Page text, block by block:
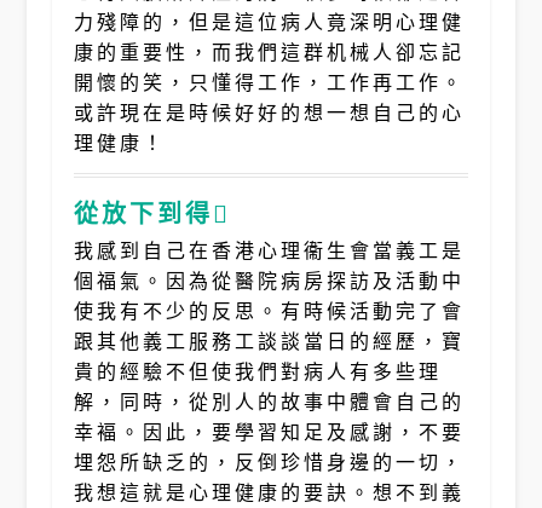
力殘障的，但是這位病人竟深明心理健
康的重要性，而我們這群机械人卻忘記
開懷的笑，只懂得工作，工作再工作。
或許現在是時候好好的想一想自己的心
理健康！
從放下到得
我感到自己在香港心理衞生會當義工是
個福氣。因為從醫院病房探訪及活動中
使我有不少的反思。有時候活動完了會
跟其他義工服務工談談當日的經歷，寶
貴的經驗不但使我們對病人有多些理
解，同時，從別人的故事中體會自己的
幸褔。因此，要學習知足及感謝，不要
埋怨所缺乏的，反倒珍惜身邊的一切，
我想這就是心理健康的要訣。想不到義